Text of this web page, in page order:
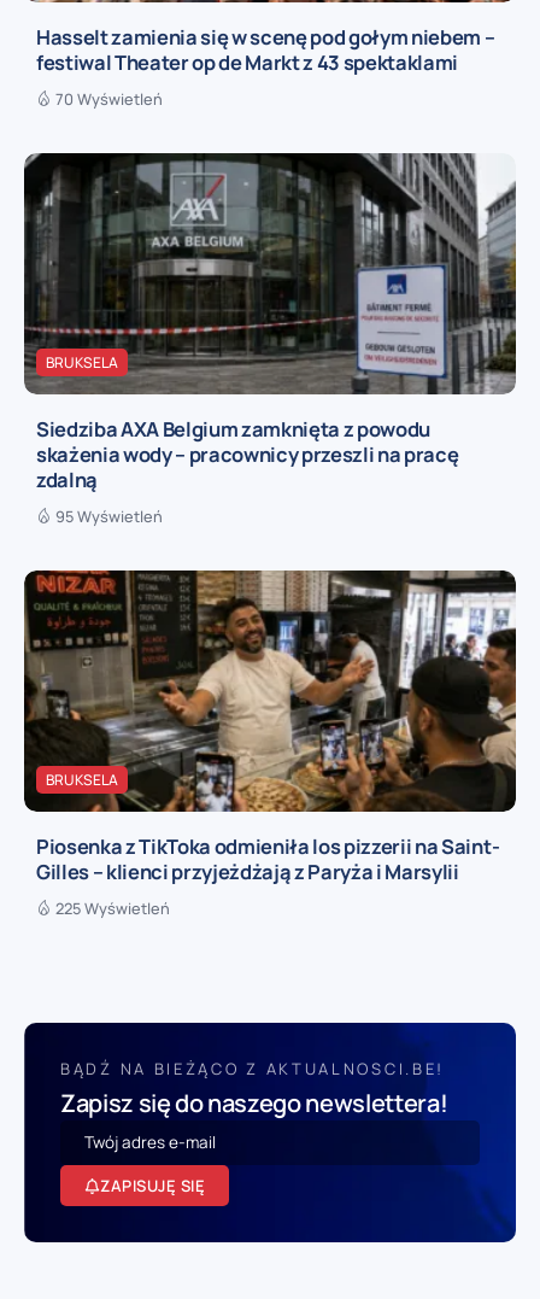
Hasselt zamienia się w scenę pod gołym niebem –
festiwal Theater op de Markt z 43 spektaklami
70 Wyświetleń
BRUKSELA
Siedziba AXA Belgium zamknięta z powodu
skażenia wody – pracownicy przeszli na pracę
zdalną
95 Wyświetleń
BRUKSELA
Piosenka z TikToka odmieniła los pizzerii na Saint-
Gilles – klienci przyjeżdżają z Paryża i Marsylii
225 Wyświetleń
BĄDŹ NA BIEŻĄCO Z AKTUALNOSCI.BE!
Zapisz się do naszego newslettera!
ZAPISUJĘ SIĘ